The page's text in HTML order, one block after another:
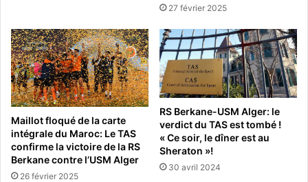
27 février 2025
Maillot floqué de la carte
intégrale du Maroc: Le TAS
confirme la victoire de la RS
Berkane contre l’USM Alger
26 février 2025
RS Berkane-USM Alger: le
verdict du TAS est tombé !
« Ce soir, le dîner est au
Sheraton »!
30 avril 2024